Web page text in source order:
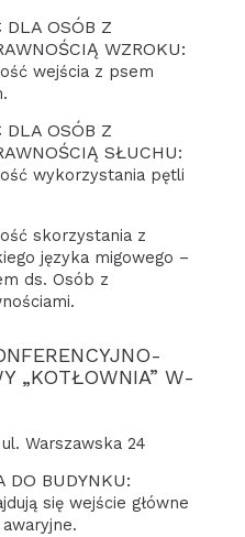
DLA OSÓB Z
WZROKU:
wejścia z psem
DLA OSÓB Z
SŁUCHU:
wykorzystania pętli
skorzystania z
języka migowego –
ds. Osób z
„KOTŁOWNIA” W-
Warszawska 24
DO BUDYNKU:
się wejście główne